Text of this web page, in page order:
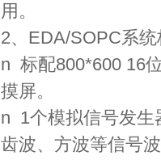
用。
2、EDA/SOPC系统
n 标配800*600 16
摸屏。
n 1个模拟信号发生
齿波、方波等信号